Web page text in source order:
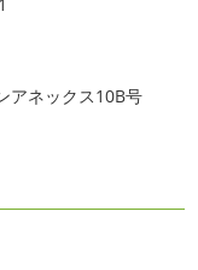
アネックス10B号